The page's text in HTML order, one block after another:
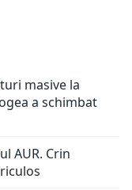
masive la
a schimbat
AUR. Crin